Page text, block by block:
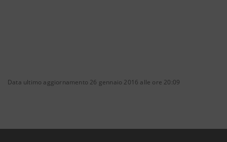
Data ultimo aggiornamento 26 gennaio 2016 alle ore 20:09